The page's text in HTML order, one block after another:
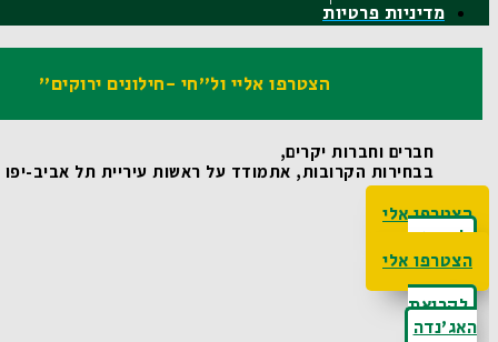
מדיניות פרטיות
הצטרפו אליי ול"חי -חילונים ירוקים"
חברים וחברות יקרים,
בבחירות הקרובות, אתמודד על ראשות עיריית תל אביב-יפו
הצטרפו אלי
לקריאת
האג'נדה
הצטרפו אלי
לקריאת
האג'נדה